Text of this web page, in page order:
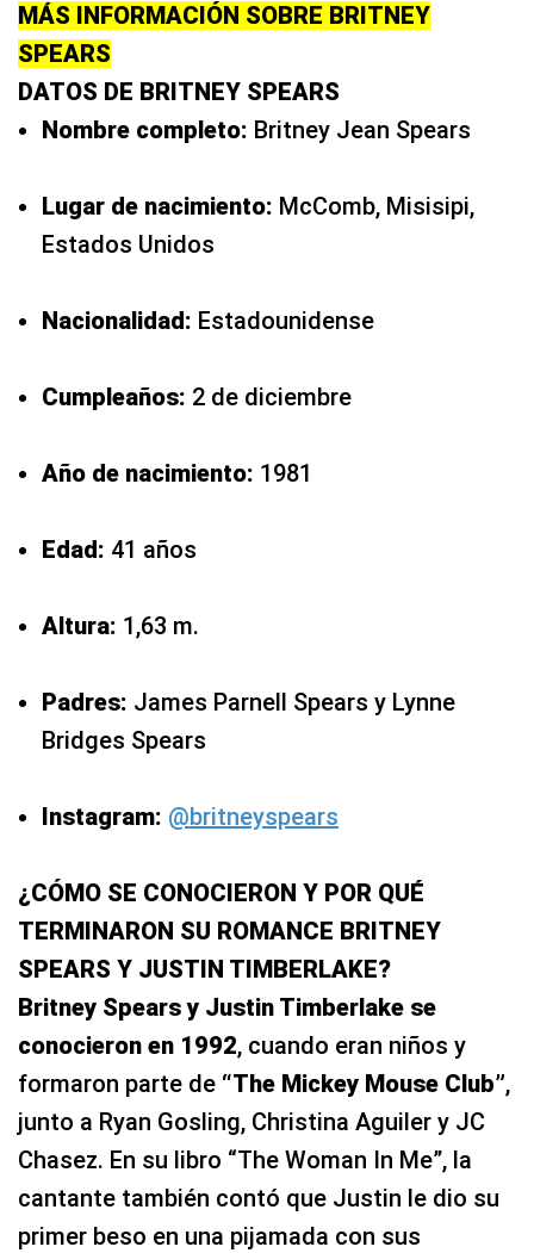
MÁS INFORMACIÓN SOBRE BRITNEY
SPEARS
DATOS DE BRITNEY SPEARS
Nombre completo: Britney Jean Spears
Lugar de nacimiento: McComb, Misisipi,
Estados Unidos
Nacionalidad: Estadounidense
Cumpleaños: 2 de diciembre
Año de nacimiento: 1981
Edad: 41 años
Altura: 1,63 m.
Padres: James Parnell Spears y Lynne
Bridges Spears
Instagram: @britneyspears
¿CÓMO SE CONOCIERON Y POR QUÉ
TERMINARON SU ROMANCE BRITNEY
SPEARS Y JUSTIN TIMBERLAKE?
Britney Spears y Justin Timberlake se
conocieron en 1992, cuando eran niños y
formaron parte de “The Mickey Mouse Club”,
junto a Ryan Gosling, Christina Aguiler y JC
Chasez. En su libro “The Woman In Me”, la
cantante también contó que Justin le dio su
primer beso en una pijamada con sus